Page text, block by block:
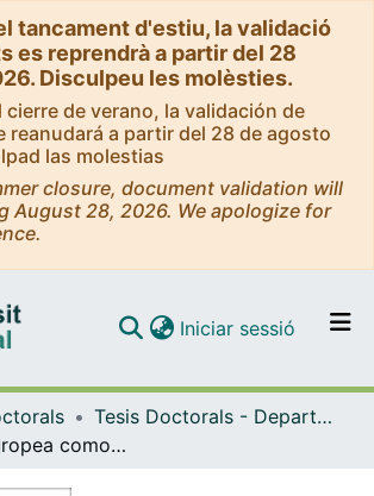
tancament d'estiu, la validació
es reprendrà a partir del 28
Disculpeu les molèsties.
de verano, la validación de
reanudará a partir del 28 de agosto
las molestias
closure, document validation will
August 28, 2026. We apologize for
Navega per tot el DD
Iniciar sessió (current)
Tesis Doctorals - Departament - Psicologia Social
Identidad europea como construcción social compleja: Análisis de la borrosidad en el discurso de la identidad europea generado mediante escenarios de futuro, La